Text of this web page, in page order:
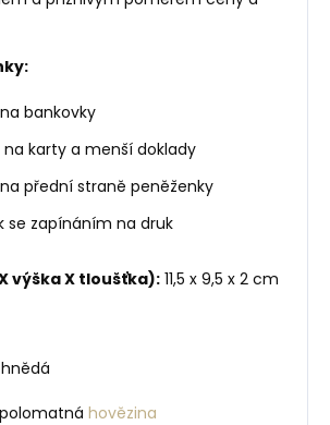
bankovky
na karty a menší doklady
na přední straně peněženky
se zapínáním na druk
výška X tloušťka): 11,5 x 9,5 x 2 cm
hovězina